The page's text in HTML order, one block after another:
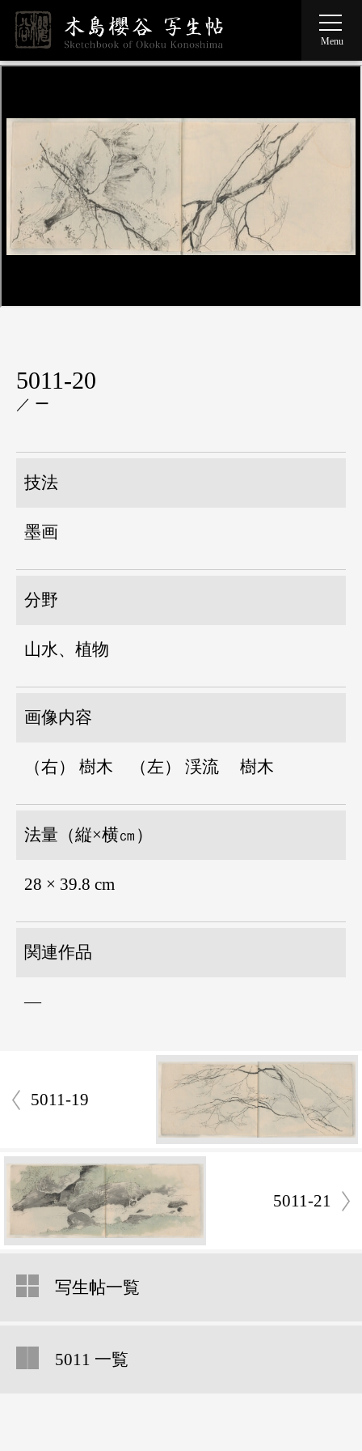
5011-20
／ ー
技法
墨画
分野
山水、植物
画像内容
（右） 樹木 （左） 渓流 樹木
法量（縦×横㎝）
28 × 39.8 cm
関連作品
―
5011-19
写生帖一覧
5011 一覧
5011-21